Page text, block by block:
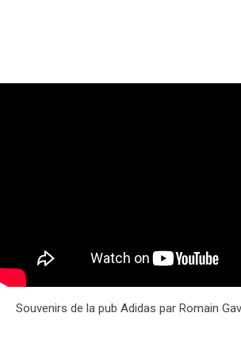
Souvenirs de la pub Adidas par Romain